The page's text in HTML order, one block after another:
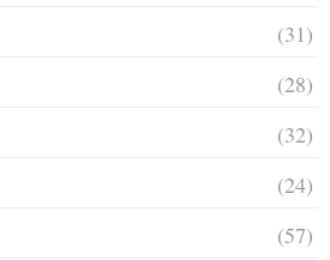
(31)
(28)
(32)
(24)
(57)